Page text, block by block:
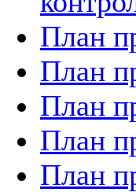
План
План
План
План
План